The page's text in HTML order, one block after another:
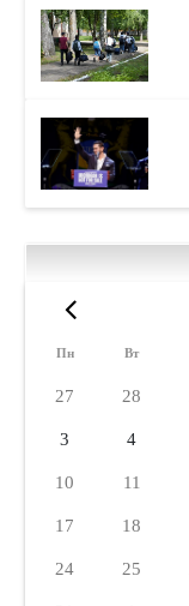
Пн Вт
27 28
3 4
10 11
17 18
24 25